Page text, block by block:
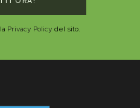
Privacy Policy del sito.